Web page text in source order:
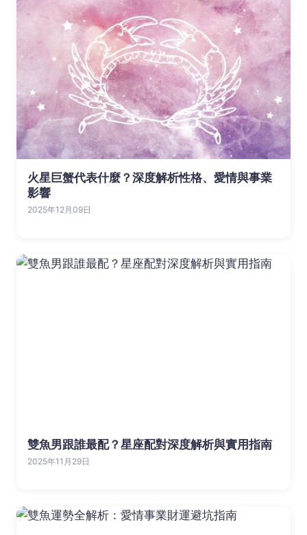
火星巨蟹代表什麼？深度解析性格、愛情與事業
影響
2025年12月09日
雙魚男跟誰最配？星座配對深度解析與實用指南
2025年11月29日